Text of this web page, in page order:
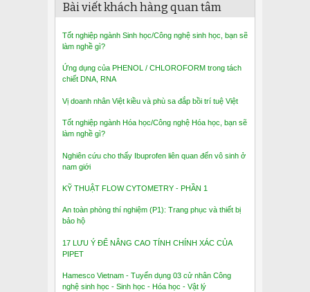
Bài viết khách hàng quan tâm
Tốt nghiệp ngành Sinh học/Công nghệ sinh học, bạn sẽ
làm nghề gì?
Ứng dụng của PHENOL / CHLOROFORM trong tách
chiết DNA, RNA
Vị doanh nhân Việt kiều và phù sa đắp bồi trí tuệ Việt
Tốt nghiệp ngành Hóa học/Công nghệ Hóa học, bạn sẽ
làm nghề gì?
Nghiên cứu cho thấy Ibuprofen liên quan đến vô sinh ở
nam giới
KỸ THUẬT FLOW CYTOMETRY - PHẦN 1
An toàn phòng thí nghiệm (P1): Trang phục và thiết bị
bảo hộ
17 LƯU Ý ĐỂ NÂNG CAO TÍNH CHÍNH XÁC CỦA
PIPET
Hamesco Vietnam - Tuyển dụng 03 cử nhân Công
nghệ sinh học - Sinh học - Hóa học - Vật lý